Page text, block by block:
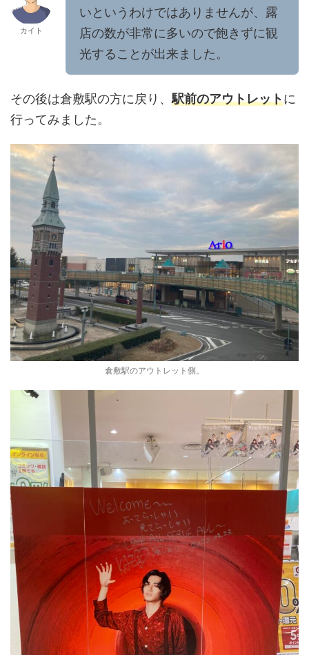
カイト
いというわけではありませんが、露
店の数が非常に多いので飽きずに観
光することが出来ました。
その後は倉敷駅の方に戻り、駅前のアウトレットに
行ってみました。
倉敷駅のアウトレット側。